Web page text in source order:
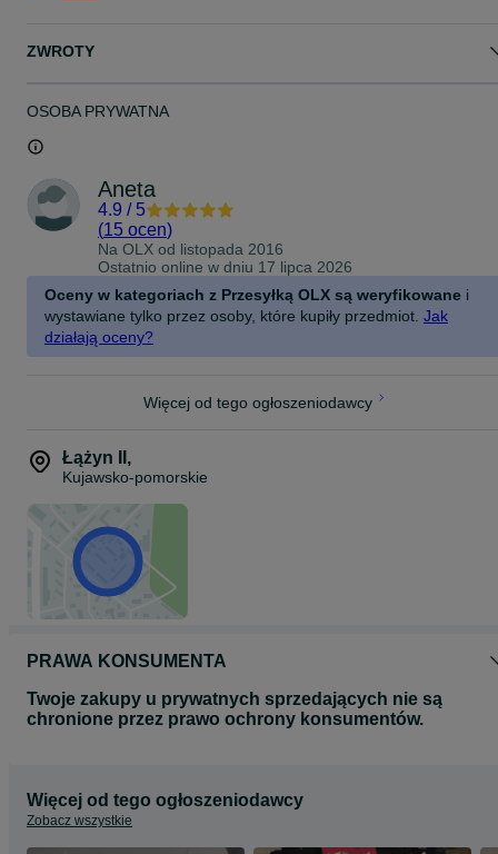
ZWROTY
OSOBA PRYWATNA
Aneta
4.9 / 5
(15 ocen)
Na OLX od listopada 2016
Ostatnio online w dniu 17 lipca 2026
Oceny w kategoriach z Przesyłką OLX są weryfikowane i
wystawiane tylko przez osoby, które kupiły przedmiot. Jak
działają oceny?
Więcej od tego ogłoszeniodawcy
Łążyn II ,
Kujawsko-pomorskie
PRAWA KONSUMENTA
Twoje zakupy u prywatnych sprzedających nie są
chronione przez prawo ochrony konsumentów.
Więcej od tego ogłoszeniodawcy
Zobacz wszystkie